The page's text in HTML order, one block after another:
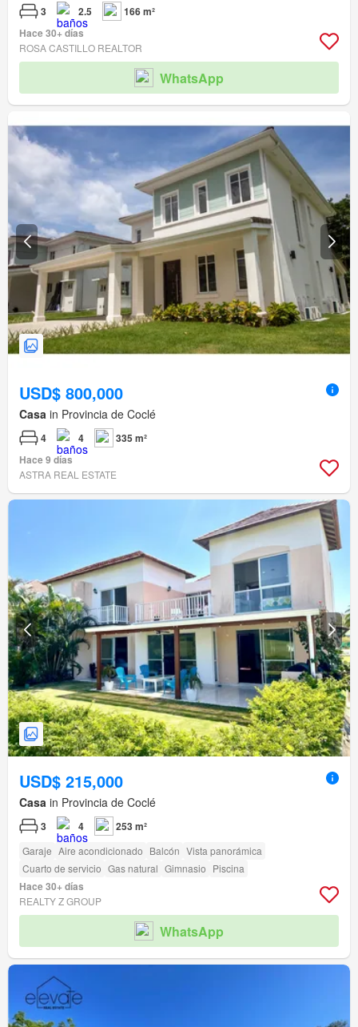
3 2.5
166 m²
Hace 30+ días
ROSA CASTILLO REALTOR
WhatsApp
USD$ 800,000
Casa in Provincia de Coclé
4 4
335 m²
Hace 9 días
ASTRA REAL ESTATE
USD$ 215,000
Casa in Provincia de Coclé
3 4 253 m²
Garaje Aire acondicionado Balcón Vista panorámica
Cuarto de servicio Gas natural Gimnasio Piscina
Hace 30+ días
REALTY Z GROUP
WhatsApp